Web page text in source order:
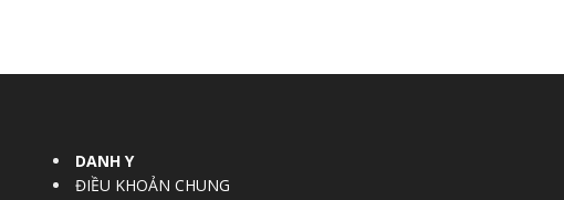
DANH Y
ĐIỀU KHOẢN CHUNG